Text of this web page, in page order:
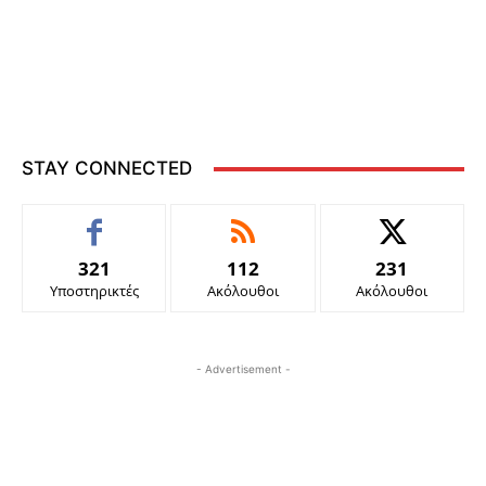
STAY CONNECTED
321
Υποστηρικτές
112
Ακόλουθοι
231
Ακόλουθοι
- Advertisement -